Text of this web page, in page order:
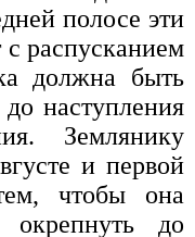
полосе эти
распусканием
должна быть
наступления
Землянику
и первой
чтобы она
окрепнуть до